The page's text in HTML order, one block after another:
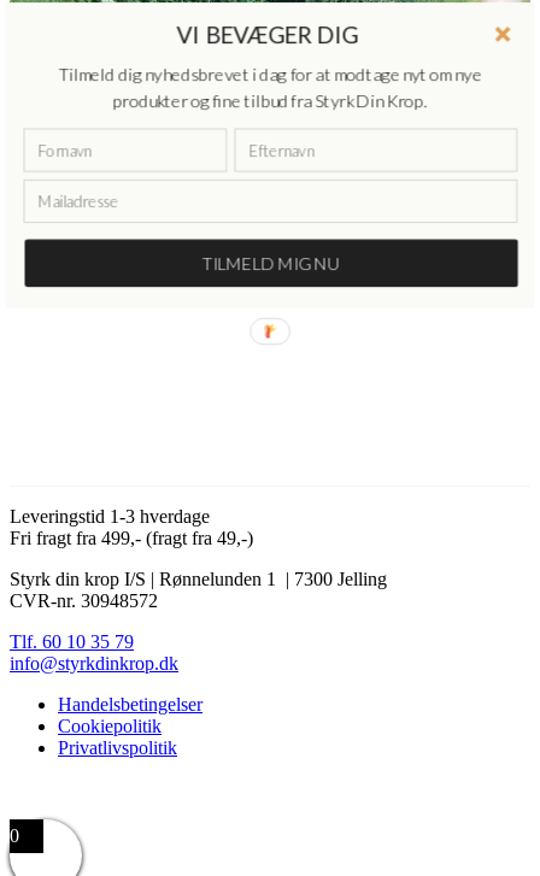
Leveringstid 1-3 hverdage
Fri fragt fra 499,- (fragt fra 49,-)
Styrk din krop I/S | Rønnelunden 1 | 7300 Jelling
CVR-nr. 30948572
Tlf. 60 10 35 79
info@styrkdinkrop.dk
Handelsbetingelser
Cookiepolitik
Privatlivspolitik
0
VI BEVÆGER DIG
Tilmeld dig nyhedsbrevet i dag for at modtage nyt om nye
produkter og fine tilbud fra Styrk Din Krop.
TILMELD MIG NU